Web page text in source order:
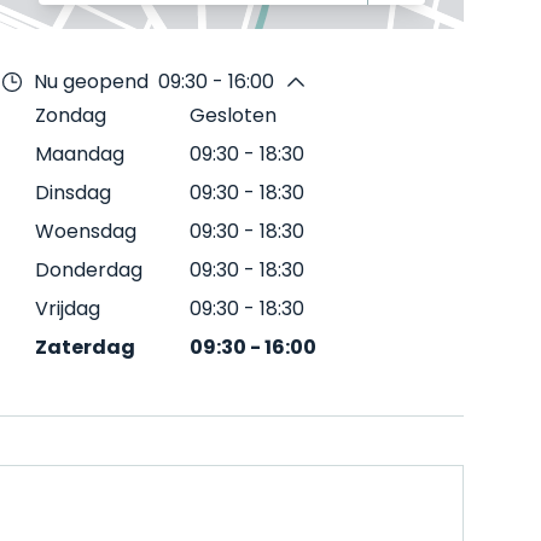
Nu geopend 09:30 - 16:00
Zondag
Gesloten
Maandag
09:30 - 18:30
Dinsdag
09:30 - 18:30
Woensdag
09:30 - 18:30
Donderdag
09:30 - 18:30
Vrijdag
09:30 - 18:30
Zaterdag
09:30 -16:00